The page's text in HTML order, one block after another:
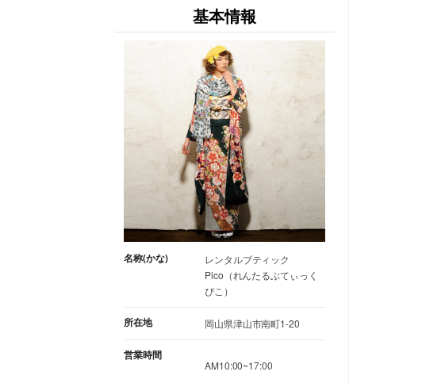
基本情報
名称(かな)
レンタルブティック
Pico（れんたるぶてぃっく
ぴこ）
所在地 岡山県津山市南町1-20
営業時間
AM10:00~17:00